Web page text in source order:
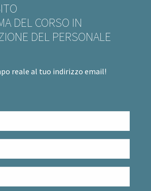
DEL CORSO IN
DEL PERSONALE
reale al tuo indirizzo email!